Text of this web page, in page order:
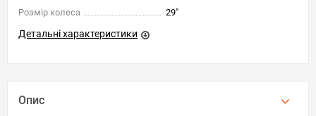
Розмір колеса
29"
Детальні характеристики
Опис